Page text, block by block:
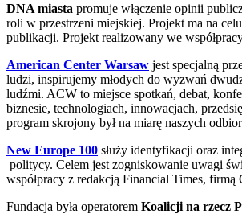
DNA miasta promuje włączenie opinii
roli w przestrzeni miejskiej. Projekt ma na
publikacji. Projekt realizowany we
American Center Warsaw jest specjalną
ludzi, inspirujemy młodych do wyzwań
ludźmi. ACW to miejsce spotkań, debat,
biznesie, technologiach, innowacjach,
program skrojony był na miarę naszych
New Europe 100 służy identyfikacji oraz
politycy. Celem jest zogniskowanie uwagi
współpracy z redakcją Financial Times,
Fundacja była operatorem Koalicji na rzecz